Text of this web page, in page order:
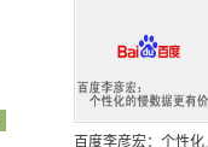
百度李彦宏：个性化的慢数据更有价值